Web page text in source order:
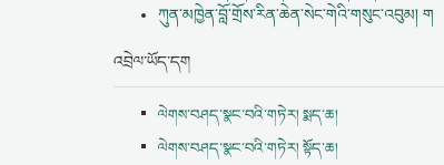
ཀུན་མཁྱེན་བློ་གྲོས་རིན་ཆེན་སེང་གེའི་གསུང་འབུམ། ག
འབྲེལ་ཡོད་དག
ལེགས་བཤད་སྣང་བའི་གཏེར། སྨད་ཆ།
ལེགས་བཤད་སྣང་བའི་གཏེར། སྟོད་ཆ།